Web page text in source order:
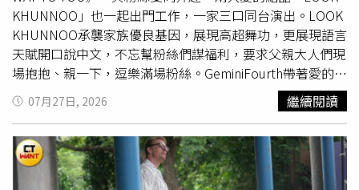
事裡的情節安排，可以讓父女再重聚一次，很棒。」小橘也
說：「我和我兒子認識5年了，劇本裡的故事可能很遙遠，
但也有可能是一個瞬間就發生的事，所以真的要珍惜和孩
子、家人相處的時光。」阿電則表示：「親情是最直接的，
相信大家看到最後，眼眶會溼溼的、會感動。」
KHUNNOO」也一起出門工作，一家三口同台演出。LOOK
KHUNNOO承襲家族優良基因，展現高超舞功，更展現語言
天賦開口說中文，不忘幫粉絲們謀福利，要求父親大人們現
場抱抱、親一下，逗樂滿場粉絲。GeminiFourth帶著愛的結
晶一同上台。（圖／ MY(:mine)提供）見面會開場，
GeminiFourth與許久不見的粉絲們告白，大喊「我愛你
們」，主持人也趁機幫粉絲謀福利，提及兩張椅子是不是隔
得有點遠，GeminiFourth大方表示當然沒問題，直接將椅子
疊起來，大方放閃。而在學中文環節，平常相當重視髮型的
07月27日, 2026 繼續閱讀